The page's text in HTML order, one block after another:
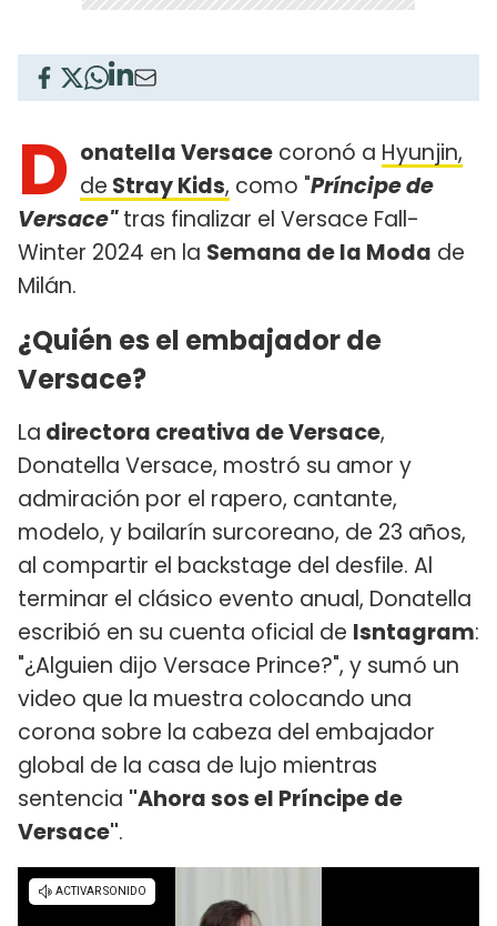
D onatella Versace coronó a Hyunjin,
de Stray Kids, como "Príncipe de
Versace"tras finalizar el Versace Fall-
Winter 2024 en la Semana de la Moda de
Milán.
¿Quién es el embajador de
Versace?
La directora creativa de Versace,
Donatella Versace, mostró su amor y
admiración por el rapero, cantante,
modelo, y bailarín surcoreano, de 23 años,
al compartir el backstage del desfile. Al
terminar el clásico evento anual, Donatella
escribió en su cuenta oficial de Isntagram:
"¿Alguien dijo Versace Prince?", y sumó un
video que la muestra colocando una
corona sobre la cabeza del embajador
global de la casa de lujo mientras
sentencia "Ahora sos el Príncipe de
Versace".